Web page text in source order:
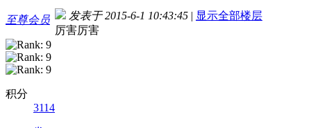
至尊会员
积分
3114
发表于 2015-6-1 10:43:45 | 显示全部楼层
厉害厉害